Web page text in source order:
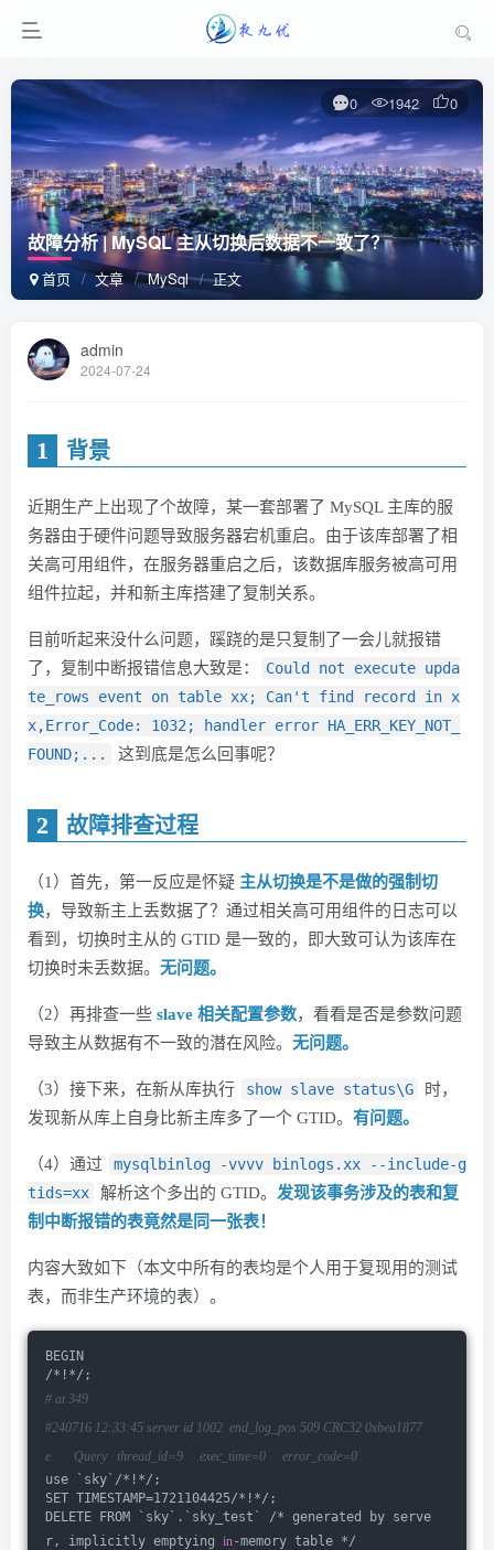
故障分析 | MySQL 主从切换后数据不一致了？
首页 文章 MySql 正文
0 1942 0
admin
2024-07-24
1 背景
近期生产上出现了个故障，某一套部署了 MySQL 主库的服
务器由于硬件问题导致服务器宕机重启。由于该库部署了相
关高可用组件，在服务器重启之后，该数据库服务被高可用
组件拉起，并和新主库搭建了复制关系。
目前听起来没什么问题，蹊跷的是只复制了一会儿就报错
了，复制中断报错信息大致是：
Could not execute upda
te_rows event on table xx; Can't find record in x
x,Error_Code: 1032; handler error HA_ERR_KEY_NOT_
FOUND;...
这到底是怎么回事呢？
2 故障排查过程
（1）首先，第一反应是怀疑 主从切换是不是做的强制切
换，导致新主上丢数据了？通过相关高可用组件的日志可以
看到，切换时主从的 GTID 是一致的，即大致可认为该库在
切换时未丢数据。 无问题。
（2）再排查一些 slave 相关配置参数，看看是否是参数问题
导致主从数据有不一致的潜在风险。 无问题。
（3）接下来，在新从库执行 show slave status\G
时，
发现新从库上自身比新主库多了一个 GTID。 有问题。
（4）通过
mysqlbinlog -vvvv binlogs.xx --include-g
tids=xx
解析这个多出的 GTID。 发现该事务涉及的表和复
制中断报错的表竟然是同一张表！
内容大致如下（本文中所有的表均是个人用于复现用的测试
表，而非生产环境的表）。
BEGIN
/*!*/;
# at 349
#240716 12:33:45 server id 1002  end_log_pos 509 CRC32 0xbea1877
e       Query   thread_id=9     exec_time=0     error_code=0
use `sky`/*!*/;
SET TIMESTAMP=1721104425/*!*/;
DELETE FROM `sky`.`sky_test` /* generated by serve
r, implicitly emptying in-memory table */